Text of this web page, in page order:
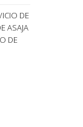
DE
ASAJA
DE